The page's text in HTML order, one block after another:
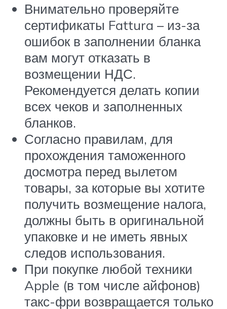
Внимательно проверяйте
сертификаты Fattura – из-за
ошибок в заполнении бланка
вам могут отказать в
возмещении НДС.
Рекомендуется делать копии
всех чеков и заполненных
бланков.
Согласно правилам, для
прохождения таможенного
досмотра перед вылетом
товары, за которые вы хотите
получить возмещение налога,
должны быть в оригинальной
упаковке и не иметь явных
следов использования.
При покупке любой техники
Apple (в том числе айфонов)
такс-фри возвращается только